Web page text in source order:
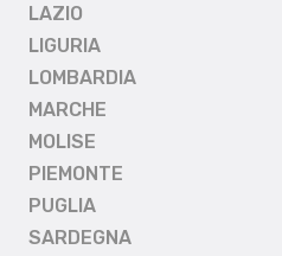
LAZIO
LIGURIA
LOMBARDIA
MARCHE
MOLISE
PIEMONTE
PUGLIA
SARDEGNA